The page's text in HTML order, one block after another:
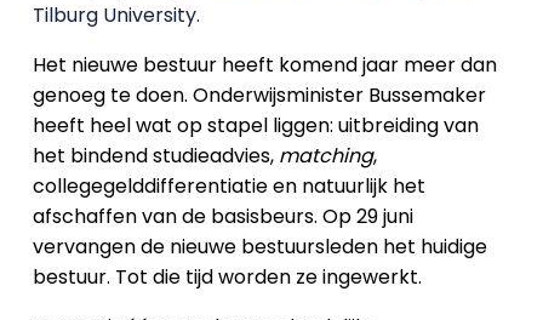
Tilburg University.
Het nieuwe bestuur heeft komend jaar meer dan
genoeg te doen. Onderwijsminister Bussemaker
heeft heel wat op stapel liggen: uitbreiding van
het bindend studieadvies, matching,
collegegelddifferentiatie en natuurlijk het
afschaffen van de basisbeurs. Op 29 juni
vervangen de nieuwe bestuursleden het huidige
bestuur. Tot die tijd worden ze ingewerkt.